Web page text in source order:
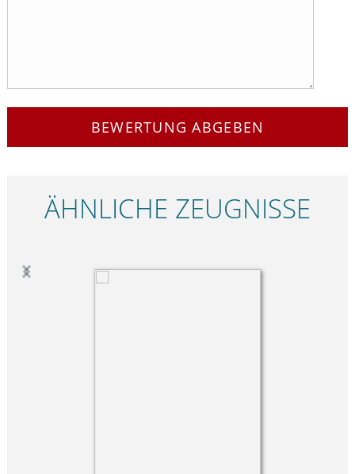
BEWERTUNG ABGEBEN
ÄHNLICHE ZEUGNISSE